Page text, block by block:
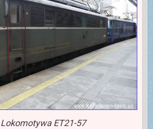
Lokomotywa ET21-57